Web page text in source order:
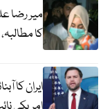
میر رضا
کا
ایران کا